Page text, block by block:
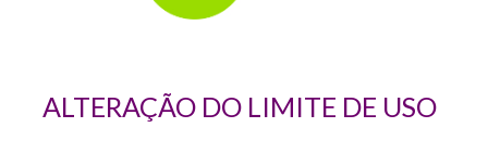
ALTERAÇÃO DO LIMITE DE USO